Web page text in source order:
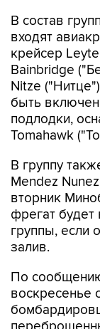
В состав
входят
крейсер
Bainbridge
Nitze
быть
подлодки,
Tomahawk
В группу
Mendez
вторник
фрегат
группы, если
залив.
По
воскресенье